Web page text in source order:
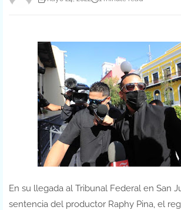
En su llegada al Tribunal Federal en San
sentencia del productor Raphy Pina, el